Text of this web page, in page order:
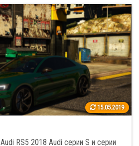
15.05.2019
RS5 2018 Audi серии S и серии